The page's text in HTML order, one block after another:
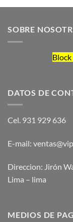
SOBRE
Block
DATOS DE
Cel. 931 929 636
E-mail:
Direccion: Jirón
Lima – lima
MEDIOS DE